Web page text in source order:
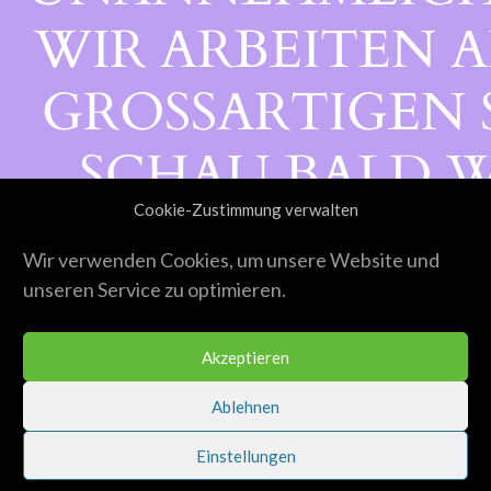
Cookie-Zustimmung verwalten
Wir verwenden Cookies, um unsere Website und
unseren Service zu optimieren.
Akzeptieren
Ablehnen
Einstellungen
WIR ARBEITEN
GROSSARTIGEN
CHAU BALD
ORBEI!